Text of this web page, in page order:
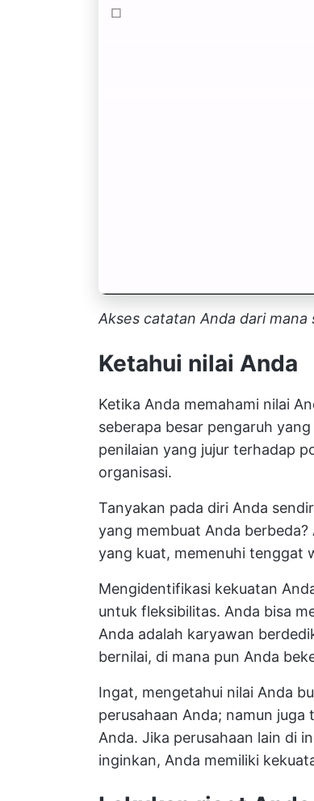
Akses catatan Anda dari
Ketahui nilai Anda
Ketika Anda memahami nilai
seberapa besar pengaruh
penilaian yang jujur terhadap
organisasi.
Tanyakan pada diri Anda
yang membuat Anda
yang kuat, memenuhi tenggat
Mengidentifikasi kekuatan
untuk fleksibilitas. Anda bisa
Anda adalah karyawan
bernilai, di mana pun Anda
Ingat, mengetahui nilai Anda
perusahaan Anda; namun
Anda. Jika perusahaan lain di
inginkan, Anda memiliki